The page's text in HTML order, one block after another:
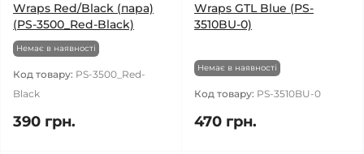
Wraps Red/Black (пара)
(PS-3500_Red-Black)
Немає в наявності
Код товару: PS-3500_Red-
Black
390 грн.
Wraps GTL Blue (PS-
3510BU-0)
Немає в наявності
Код товару: PS-3510BU-0
470 грн.